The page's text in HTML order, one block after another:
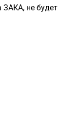
ЗАКА, не будет